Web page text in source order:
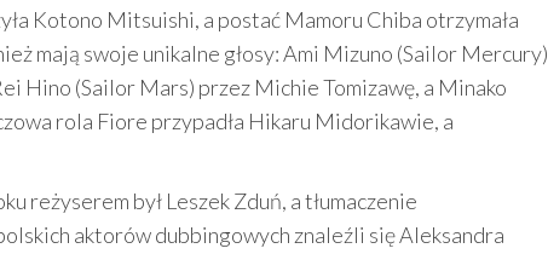
Kotono Mitsuishi, a postać Mamoru Chiba otrzymała
mają swoje unikalne głosy: Ami Mizuno (Sailor Mercury)
Hino (Sailor Mars) przez Michie Tomizawę, a Minako
rola Fiore przypadła Hikaru Midorikawie, a
reżyserem był Leszek Zduń, a tłumaczenie
aktorów dubbingowych znaleźli się Aleksandra